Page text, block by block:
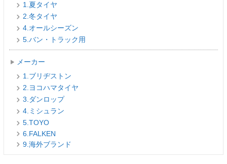
1.夏タイヤ
2.冬タイヤ
4.オールシーズン
5.バン・トラック用
メーカー
1.ブリヂストン
2.ヨコハマタイヤ
3.ダンロップ
4.ミシュラン
5.TOYO
6.FALKEN
9.海外ブランド